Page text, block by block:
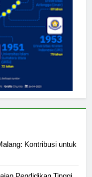
Kontribusi untuk